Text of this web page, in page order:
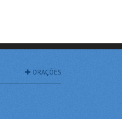
ORAÇÕES